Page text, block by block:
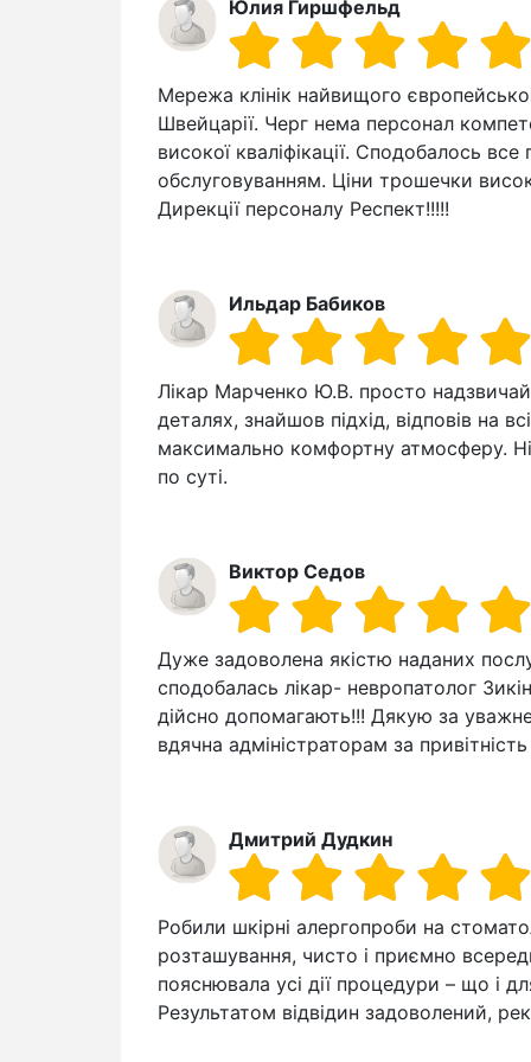
Юлия Гиршфельд
Мережа клінік найвищого
Швейцарії. Черг нема персонал
високої кваліфікації. Сподобалось
обслуговуванням. Ціни трошечки
Дирекції персоналу Респект!!!!!
Ильдар Бабиков
Лікар Марченко Ю.В. просто
деталях, знайшов підхід, відповів на
максимально комфортну атмосферу.
по суті.
Виктор Седов
Дуже задоволена якістю наданих
сподобалась лікар- невропатолог
дійсно допомагають!!! Дякую за
вдячна адміністраторам за
Дмитрий Дудкин
Робили шкірні алергопроби на
розташування, чисто і приємно
пояснювала усі дії процедури – що і
Результатом відвідин задоволений,